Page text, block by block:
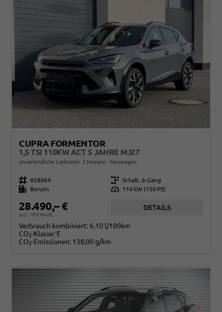
CUPRA FORMENTOR
1,5 TSI 110KW ACT 5 JAHRE MJ27
unverbindliche Lieferzeit: 3 Monate Neuwagen
Fahrzeugnr. 858064 Getriebe Schalt. 6-Gang
Kraftstoff
Benzin Leistung 110 kW (150 PS)
28.490,– €
incl. 19% MwSt.
DETAILS
Verbrauch kombiniert: 6,10 l/100km
CO2-Klasse: E
CO2-Emissionen: 138,00 g/km